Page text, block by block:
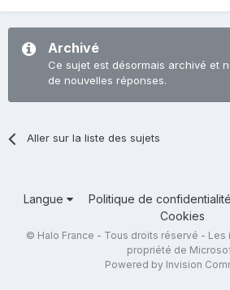
Archivé
Ce sujet est désormais archivé et
de nouvelles réponses.
Aller sur la liste des sujets
Langue Politique de confidentialité
Cookies
© Halo France - Tous droits réservé - Les
propriété de
Powered by Invision